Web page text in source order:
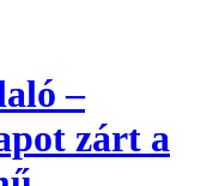
–
zárt a